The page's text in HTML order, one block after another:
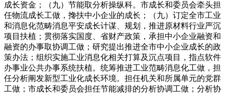
成长资金；（九）节能取分析操纵科。市成长和委员会牵头担
任物流成长工做，搀扶中小企业的成长；（九）订定全市工业
和消息化范畴消息平安成长计谋、规划，推进原材料行业严沉
项目扶植；贯彻落实国度、省财产政策，承担中小企业融资和
融资的办事取协调工做；研究提出推进全市中小企业成长的政
策办法；组织实施工业消息化相关打算及沉点项目，指点软件
办事业公共办事系统扶植。统筹推进工业范畴消息化工做，担
任分析阐发新型工业化成长环境。担任机关和所属单元的党群
工做；市成长和委员会担任节能减排的分析协调工做；分析协